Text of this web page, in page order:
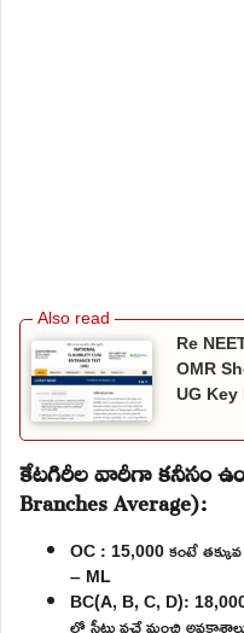
Re
OMR
UG
కేటగిరీల వారీగా కనీసం
Branches Average):
OC : 15,000 కంటే
– ML
BC(A, B, C, D):
లో సీటు వచ్చే మంచి